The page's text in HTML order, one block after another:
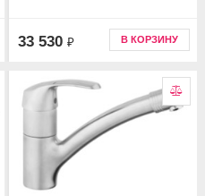
33 530 ₽ В КОРЗИНУ